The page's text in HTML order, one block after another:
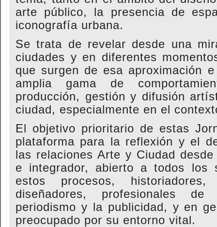
arte público, la presencia de
iconografía urbana.
Se trata de revelar desde una
ciudades y en diferentes
que surgen de esa aproximación
amplia gama de
producción, gestión y difusión
ciudad, especialmente en el
El objetivo prioritario de estas
plataforma para la reflexión y el
las relaciones Arte y Ciudad
e integrador, abierto a todos los
estos procesos,
diseñadores, profesionales
periodismo y la publicidad, y en
preocupado por su entorno vital.